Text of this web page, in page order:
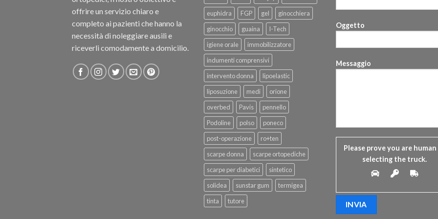
offrire un servizio chiaro e
completo ai pazienti che hanno la
necessità di noleggiare ausili e
riceverli comodamente a domicilio.
euphidra
FGP gel
ginocchiera
ginocchio
guaina
I-Tech
igiene orale
immobilizzatore
indumenti comprensivi
intervento donna
lipoelastic
liposuzione
medi
orione
overbed
Pavis
pennello
Podoline
polso
poneco
post-operazione
ro+ten
scarpe donna
scarpe ortopediche
scarpe per diabetici
sintetico
solidea
sunstar gum
termigea
tinta
tutore
Oggetto
Messaggio
Please prove you are human
selecting the truck.